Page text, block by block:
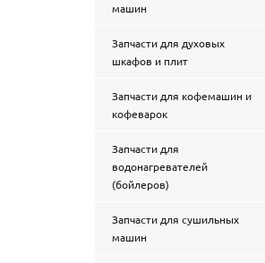
машин
Запчасти для духовых
шкафов и плит
Запчасти для кофемашин и
кофеварок
Запчасти для
водонагревателей
(бойлеров)
Запчасти для сушильных
машин